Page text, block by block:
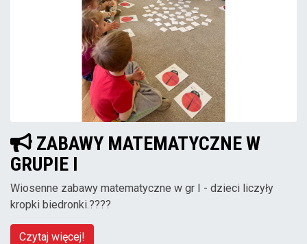
ZABAWY MATEMATYCZNE W
GRUPIE I
Wiosenne zabawy matematyczne w gr I - dzieci liczyły
kropki biedronki.????
Czytaj więcej!